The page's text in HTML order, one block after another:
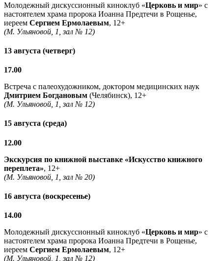
Молодежный дискуссионный киноклуб «Церковь и мир» с
настоятелем храма пророка Иоанна Предтечи в Рощенье,
иереем Сергием Ермолаевым, 12+
(М. Ульяновой, 1, зал № 12)
13 августа (четверг)
17.00
Встреча с палеохудожником, доктором медицинских наук
Дмитрием Богдановым (Челябинск), 12+
(М. Ульяновой, 1, зал № 12)
15 августа (среда)
12.00
Экскурсия по книжной выставке «Искусство книжного
переплета», 12+
(М. Ульяновой, 1, зал № 20)
16 августа (воскресенье)
14.00
Молодежный дискуссионный киноклуб «Церковь и мир» с
настоятелем храма пророка Иоанна Предтечи в Рощенье,
иереем Сергием Ермолаевым, 12+
(М. Ульяновой, 1, зал № 12)